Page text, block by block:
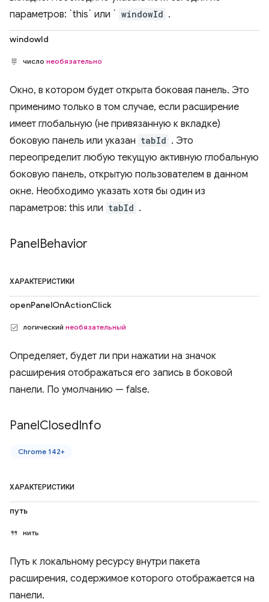
параметров: `this` или ` windowId .
windowId
число необязательно
Окно, в котором будет открыта боковая панель. Это
применимо только в том случае, если расширение
имеет глобальную (не привязанную к вкладке)
боковую панель или указан tabId . Это
переопределит любую текущую активную глобальную
боковую панель, открытую пользователем в данном
окне. Необходимо указать хотя бы один из
параметров: this или tabId .
PanelBehavior
ХАРАКТЕРИСТИКИ
openPanelOnActionClick
логический необязательный
Определяет, будет ли при нажатии на значок
расширения отображаться его запись в боковой
панели. По умолчанию — false.
PanelClosedInfo
Chrome 142+
ХАРАКТЕРИСТИКИ
путь
нить
Путь к локальному ресурсу внутри пакета
расширения, содержимое которого отображается на
панели.